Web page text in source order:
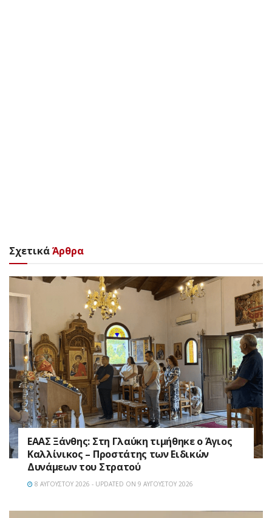
ΣχετικάΆρθρα
EAAΣ Ξάνθης: Στη Γλαύκη τιμήθηκε ο Άγιος
Καλλίνικος – Προστάτης των Ειδικών
Δυνάμεων του Στρατού
8 ΑΥΓΟΎΣΤΟΥ 2026 - UPDATED ON 9 ΑΥΓΟΎΣΤΟΥ 2026